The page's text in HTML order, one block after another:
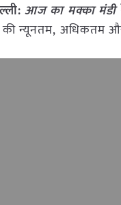
आज का मक्का मंडी
की न्यूनतम, अधिकतम